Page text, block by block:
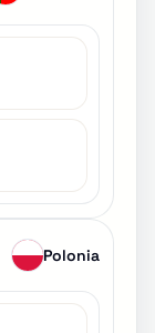
Polonia